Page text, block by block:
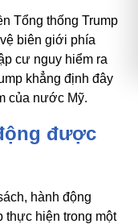
Tổng thống Trump
biên giới phía
cư nguy hiểm ra
khẳng định đây
của nước Mỹ.
được
hành động
thực hiện trong một